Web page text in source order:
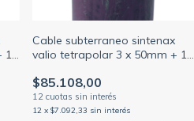
1
Cable subterraneo sintenax
valio tetrapolar 3 x 50mm + 1
$85.108,00
12 x$7.092,33 sin interés